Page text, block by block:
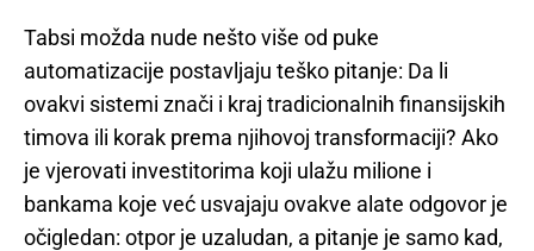
Tabsi možda nude nešto više od puke
automatizacije postavljaju teško pitanje: Da li
ovakvi sistemi znači i kraj tradicionalnih finansijskih
timova ili korak prema njihovoj transformaciji? Ako
je vjerovati investitorima koji ulažu milione i
bankama koje već usvajaju ovakve alate odgovor je
očigledan: otpor je uzaludan, a pitanje je samo kad,